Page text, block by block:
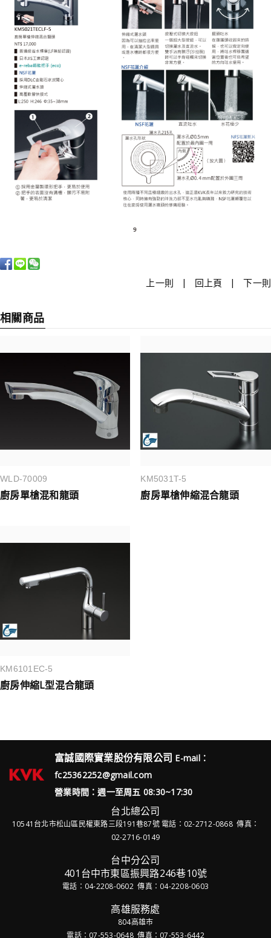
上一則 | 回上頁 |下一則
相關商品
WLD-70009
廚房單槍混和龍頭
KM5031T-5
廚房單槍伸縮混合龍頭
KM6101EC-5
廚房伸縮L型混合龍頭
富誠國際實業股份有限公司 E-mail：
fc25362252@gmail.com
營業時間：週一至周五 08:30~17:30
台北總公司
10541台北市松山區民權東路三段191巷87號電話：02-2712-0868 傳真：
02-2716-0149
台中分公司
401台中市東區振興路246巷10號
電話：04-2208-0602 傳真：04-2208-0603
高雄服務處
804高雄市
電話：07-553-0648 傳真：07-553-6442